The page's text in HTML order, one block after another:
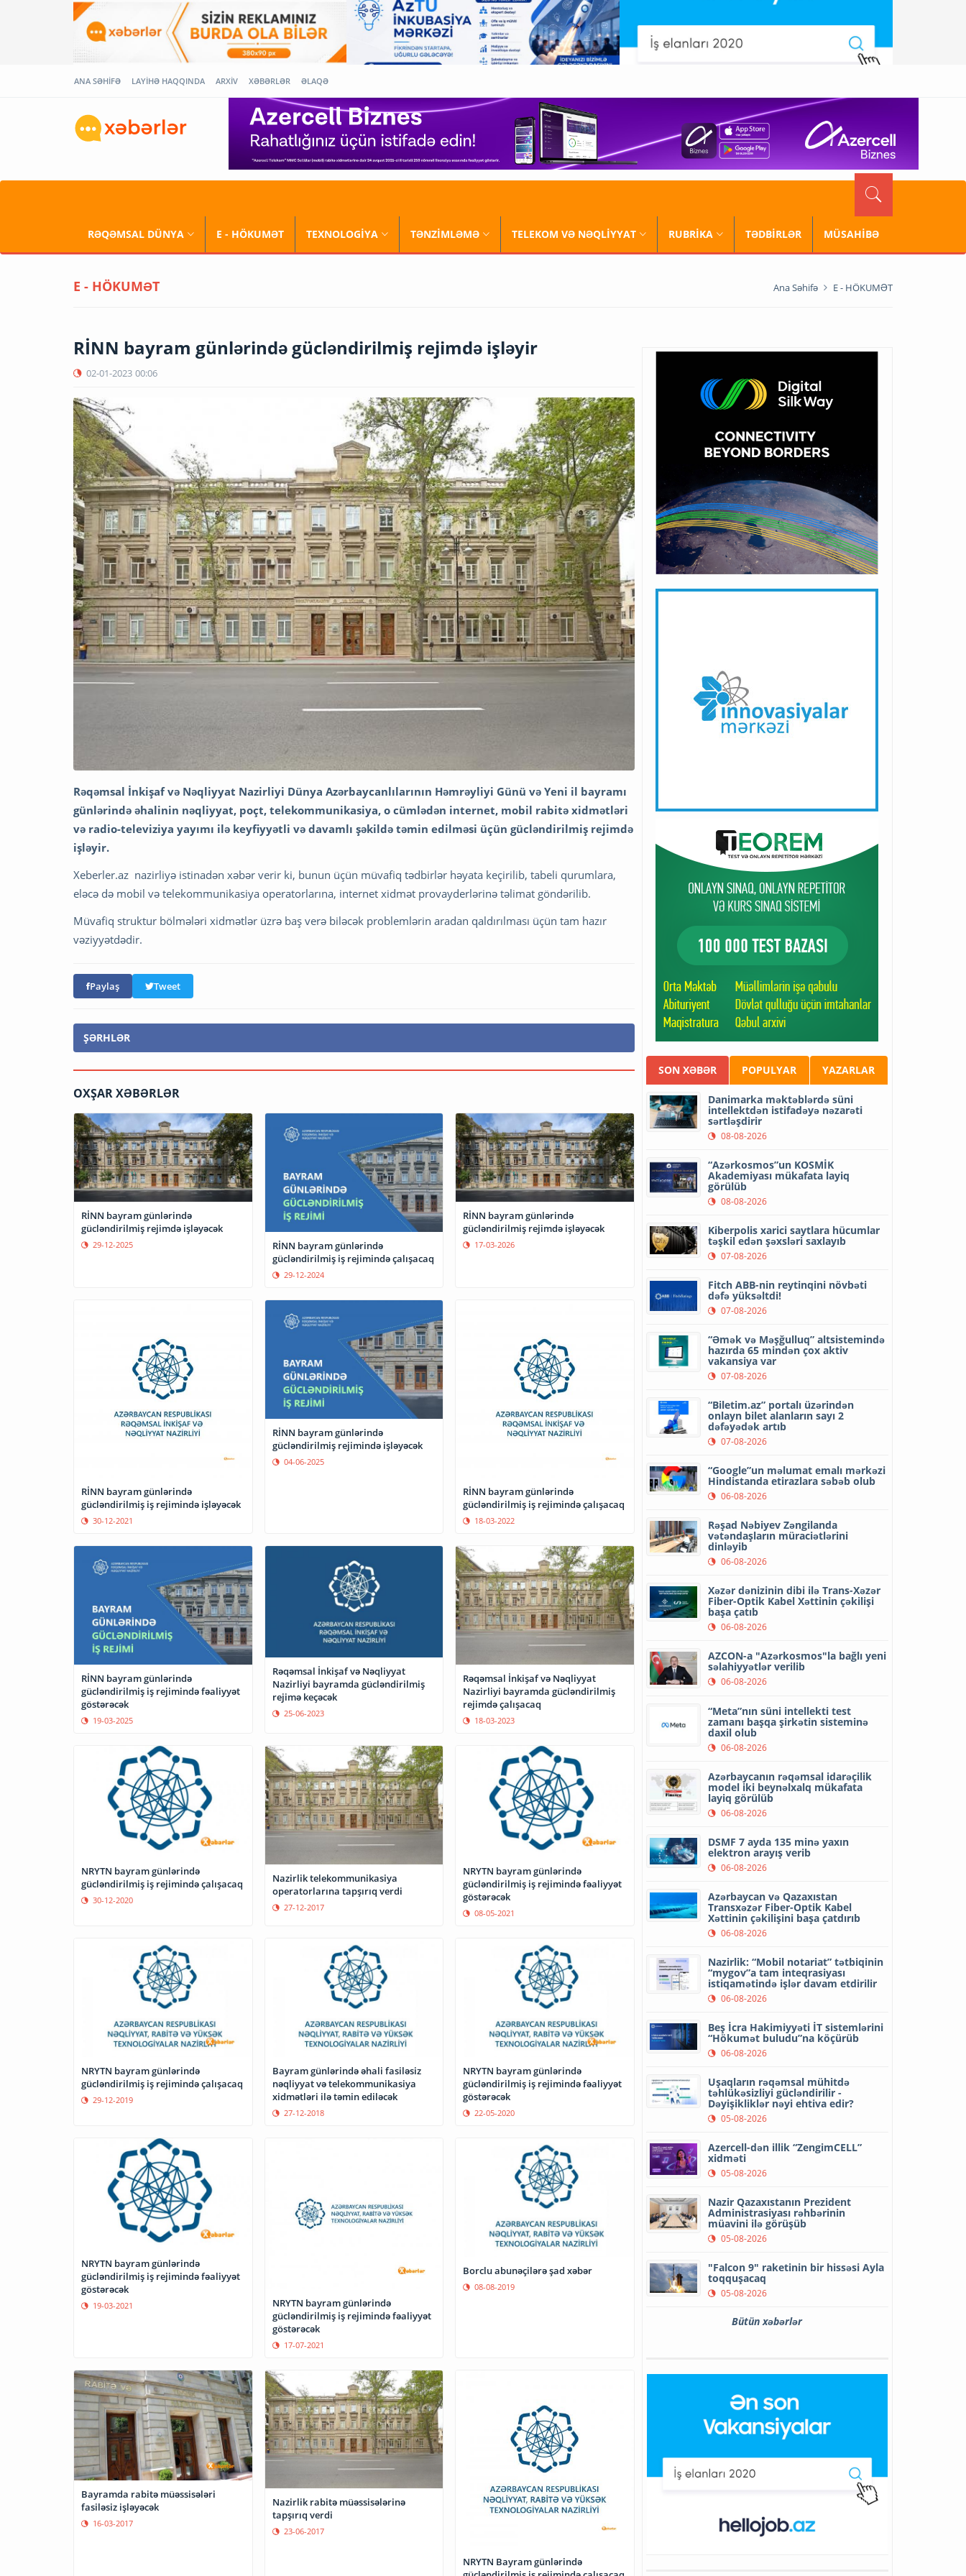
ANA SƏHİFƏ LAYİHƏ HAQQINDA ARXİV XƏBƏRLƏR ƏLAQƏ
RƏQƏMSAL DÜNYA E - HÖKUMƏT TEXNOLOGİYA TƏNZİMLƏMƏ TELEKOM VƏ NƏQLİYYAT RUBRİKA TƏDBİRLƏR MÜSAHİBƏ
E - HÖKUMƏT Ana Səhifə E - HÖKUMƏT
RİNN bayram günlərində gücləndirilmiş rejimdə işləyir
02-01-2023 00:06
Rəqəmsal İnkişaf və Nəqliyyat Nazirliyi Dünya Azərbaycanlılarının Həmrəyliyi Günü və Yeni il bayramı
günlərində əhalinin nəqliyyat, poçt, telekommunikasiya, o cümlədən internet, mobil rabitə xidmətləri
və radio-televiziya yayımı ilə keyfiyyətli və davamlı şəkildə təmin edilməsi üçün gücləndirilmiş rejimdə
işləyir.
Xeberler.az nazirliyə istinadən xəbər verir ki, bunun üçün müvafiq tədbirlər həyata keçirilib, tabeli qurumlara,
eləcə də mobil və telekommunikasiya operatorlarına, internet xidmət provayderlərinə təlimat göndərilib.
Müvafiq struktur bölmələri xidmətlər üzrə baş verə biləcək problemlərin aradan qaldırılması üçün tam hazır
vəziyyətdədir.
Paylaş Tweet
ŞƏRHLƏR
OXŞAR XƏBƏRLƏR
RİNN bayram günlərində
gücləndirilmiş rejimdə işləyəcək
29-12-2025
RİNN bayram günlərində
gücləndirilmiş iş rejimində çalışacaq
29-12-2024
RİNN bayram günlərində
gücləndirilmiş rejimdə işləyəcək
17-03-2026
RİNN bayram günlərində
gücləndirilmiş iş rejimində işləyəcək
30-12-2021
RİNN bayram günlərində
gücləndirilmiş rejimində işləyəcək
04-06-2025
RİNN bayram günlərində
gücləndirilmiş iş rejimində çalışacaq
18-03-2022
RİNN bayram günlərində
gücləndirilmiş iş rejimində fəaliyyət
göstərəcək
19-03-2025
Rəqəmsal İnkişaf və Nəqliyyat
Nazirliyi bayramda gücləndirilmiş
rejimə keçəcək
25-06-2023
Rəqəmsal İnkişaf və Nəqliyyat
Nazirliyi bayramda gücləndirilmiş
rejimdə çalışacaq
18-03-2023
NRYTN bayram günlərində
gücləndirilmiş iş rejimində çalışacaq
30-12-2020
Nazirlik telekommunikasiya
operatorlarına tapşırıq verdi
27-12-2017
NRYTN bayram günlərində
gücləndirilmiş iş rejimində fəaliyyət
göstərəcək
08-05-2021
NRYTN bayram günlərində
gücləndirilmiş iş rejimində çalışacaq
29-12-2019
Bayram günlərində əhali fasiləsiz
nəqliyyat və telekommunikasiya
xidmətləri ilə təmin ediləcək
27-12-2018
NRYTN bayram günlərində
gücləndirilmiş iş rejimində fəaliyyət
göstərəcək
22-05-2020
NRYTN bayram günlərində
gücləndirilmiş iş rejimində fəaliyyət
göstərəcək
19-03-2021
NRYTN bayram günlərində
gücləndirilmiş iş rejimində fəaliyyət
göstərəcək
17-07-2021
Borclu abunəçilərə şad xəbər
08-08-2019
Bayramda rabitə müəssisələri
fasiləsiz işləyəcək
16-03-2017
Nazirlik rabitə müəssisələrinə
tapşırıq verdi
23-06-2017
NRYTN Bayram günlərində
SON XƏBƏR POPULYAR YAZARLAR
Danimarka məktəblərdə süni
intellektdən istifadəyə nəzarəti
sərtləşdirir
08-08-2026
“Azərkosmos”un KOSMİK
Akademiyası mükafata layiq
görülüb
08-08-2026
Kiberpolis xarici saytlara hücumlar
təşkil edən şəxsləri saxlayıb
07-08-2026
Fitch ABB-nin reytinqini növbəti
dəfə yüksəltdi!
07-08-2026
“Əmək və Məşğulluq” altsistemində
hazırda 65 mindən çox aktiv
vakansiya var
07-08-2026
“Biletim.az” portalı üzərindən
onlayn bilet alanların sayı 2
dəfəyədək artıb
07-08-2026
“Google”un məlumat emalı mərkəzi
Hindistanda etirazlara səbəb olub
06-08-2026
Rəşad Nəbiyev Zəngilanda
vətəndaşların müraciətlərini
dinləyib
06-08-2026
Xəzər dənizinin dibi ilə Trans-Xəzər
Fiber-Optik Kabel Xəttinin çəkilişi
başa çatıb
06-08-2026
AZCON-a "Azərkosmos"la bağlı yeni
səlahiyyətlər verilib
06-08-2026
“Meta”nın süni intellekti test
zamanı başqa şirkətin sisteminə
daxil olub
06-08-2026
Azərbaycanın rəqəmsal idarəçilik
model iki beynəlxalq mükafata
layiq görülüb
06-08-2026
DSMF 7 ayda 135 minə yaxın
elektron arayış verib
06-08-2026
Azərbaycan və Qazaxıstan
Transxəzər Fiber-Optik Kabel
Xəttinin çəkilişini başa çatdırıb
06-08-2026
Nazirlik: “Mobil notariat” tətbiqinin
“mygov”a tam inteqrasiyası
istiqamətində işlər davam etdirilir
06-08-2026
Beş İcra Hakimiyyəti İT sistemlərini
“Hökumət buludu”na köçürüb
06-08-2026
Uşaqların rəqəmsal mühitdə
təhlükəsizliyi gücləndirilir -
Dəyişikliklər nəyi ehtiva edir?
05-08-2026
Azercell-dən illik “ZengimCELL”
xidməti
05-08-2026
Nazir Qazaxıstanın Prezident
Administrasiyası rəhbərinin
müavini ilə görüşüb
05-08-2026
"Falcon 9" raketinin bir hissəsi Ayla
toqquşacaq
05-08-2026
Bütün xəbərlər